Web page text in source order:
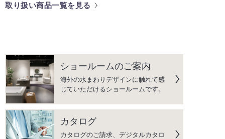
取り扱い商品一覧を見る
ショールームのご案内
海外の水まわりデザインに触れて感
じていただけるショールームです。
カタログ
カタログのご請求、デジタルカタロ